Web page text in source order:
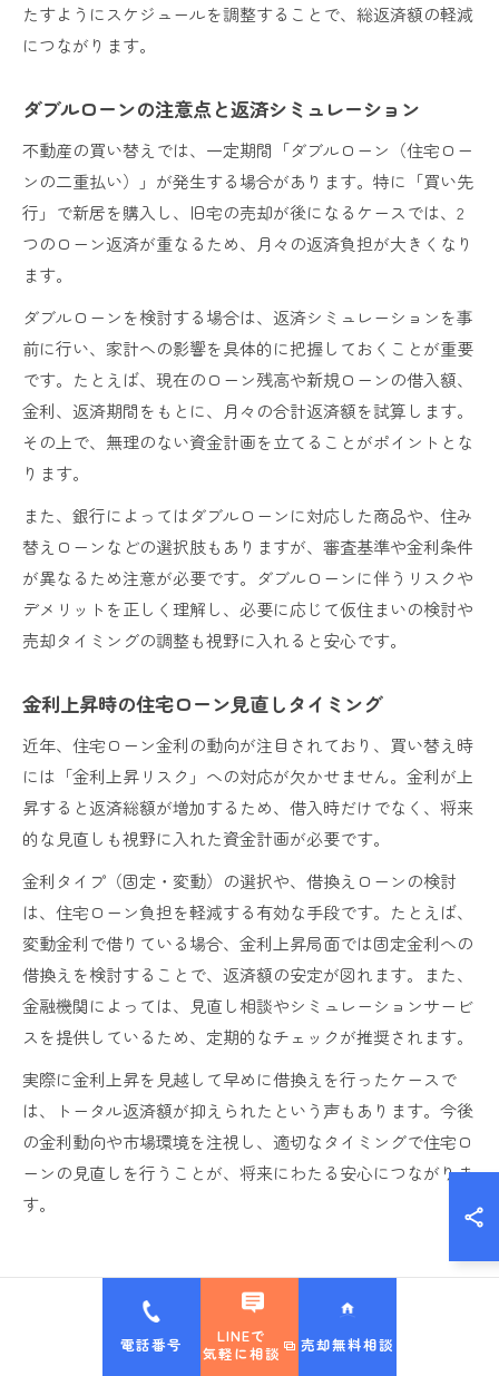
たすようにスケジュールを調整することで、総返済額の軽減
につながります。
ダブルローンの注意点と返済シミュレーション
不動産の買い替えでは、一定期間「ダブルローン（住宅ロー
ンの二重払い）」が発生する場合があります。特に「買い先
行」で新居を購入し、旧宅の売却が後になるケースでは、2
つのローン返済が重なるため、月々の返済負担が大きくなり
ます。
ダブルローンを検討する場合は、返済シミュレーションを事
前に行い、家計への影響を具体的に把握しておくことが重要
です。たとえば、現在のローン残高や新規ローンの借入額、
金利、返済期間をもとに、月々の合計返済額を試算します。
その上で、無理のない資金計画を立てることがポイントとな
ります。
また、銀行によってはダブルローンに対応した商品や、住み
替えローンなどの選択肢もありますが、審査基準や金利条件
が異なるため注意が必要です。ダブルローンに伴うリスクや
デメリットを正しく理解し、必要に応じて仮住まいの検討や
売却タイミングの調整も視野に入れると安心です。
金利上昇時の住宅ローン見直しタイミング
近年、住宅ローン金利の動向が注目されており、買い替え時
には「金利上昇リスク」への対応が欠かせません。金利が上
昇すると返済総額が増加するため、借入時だけでなく、将来
的な見直しも視野に入れた資金計画が必要です。
金利タイプ（固定・変動）の選択や、借換えローンの検討
は、住宅ローン負担を軽減する有効な手段です。たとえば、
変動金利で借りている場合、金利上昇局面では固定金利への
借換えを検討することで、返済額の安定が図れます。また、
金融機関によっては、見直し相談やシミュレーションサービ
スを提供しているため、定期的なチェックが推奨されます。
実際に金利上昇を見越して早めに借換えを行ったケースで
は、トータル返済額が抑えられたという声もあります。今後
の金利動向や市場環境を注視し、適切なタイミングで住宅ロ
ーンの見直しを行うことが、将来にわたる安心につながりま
す。
ダブルローンと住み替えローンの違い
を徹底解説
電話番号
LINEで
気軽に相談
売却無料相談